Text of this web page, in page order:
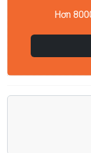
Hơn